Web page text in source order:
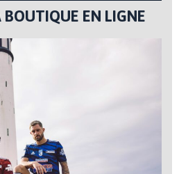
BOUTIQUE EN LIGNE